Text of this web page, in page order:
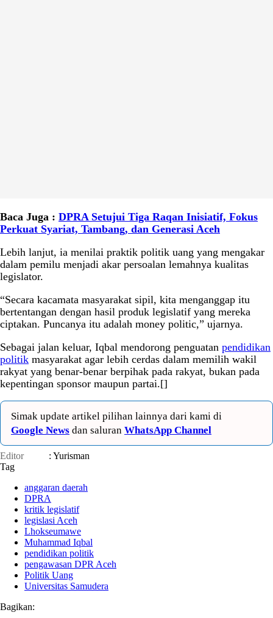
Baca Juga : DPRA Setujui Tiga Raqan Inisiatif, Fokus
Perkuat Syariat, Tambang, dan Generasi Aceh
Lebih lanjut, ia menilai praktik politik uang yang mengakar
dalam pemilu menjadi akar persoalan lemahnya kualitas
legislator.
“Secara kacamata masyarakat sipil, kita menganggap itu
bertentangan dengan hasil produk legislatif yang mereka
ciptakan. Puncanya itu adalah money politic,” ujarnya.
Sebagai jalan keluar, Iqbal mendorong penguatan pendidikan
politik masyarakat agar lebih cerdas dalam memilih wakil
rakyat yang benar-benar berpihak pada rakyat, bukan pada
kepentingan sponsor maupun partai.[]
Simak update artikel pilihan lainnya dari kami di
Google News dan saluran WhatsApp Channel
Editor
: Yurisman
Tag
anggaran daerah
DPRA
kritik legislatif
legislasi Aceh
Lhokseumawe
Muhammad Iqbal
pendidikan politik
pengawasan DPR Aceh
Politik Uang
Universitas Samudera
Bagikan: